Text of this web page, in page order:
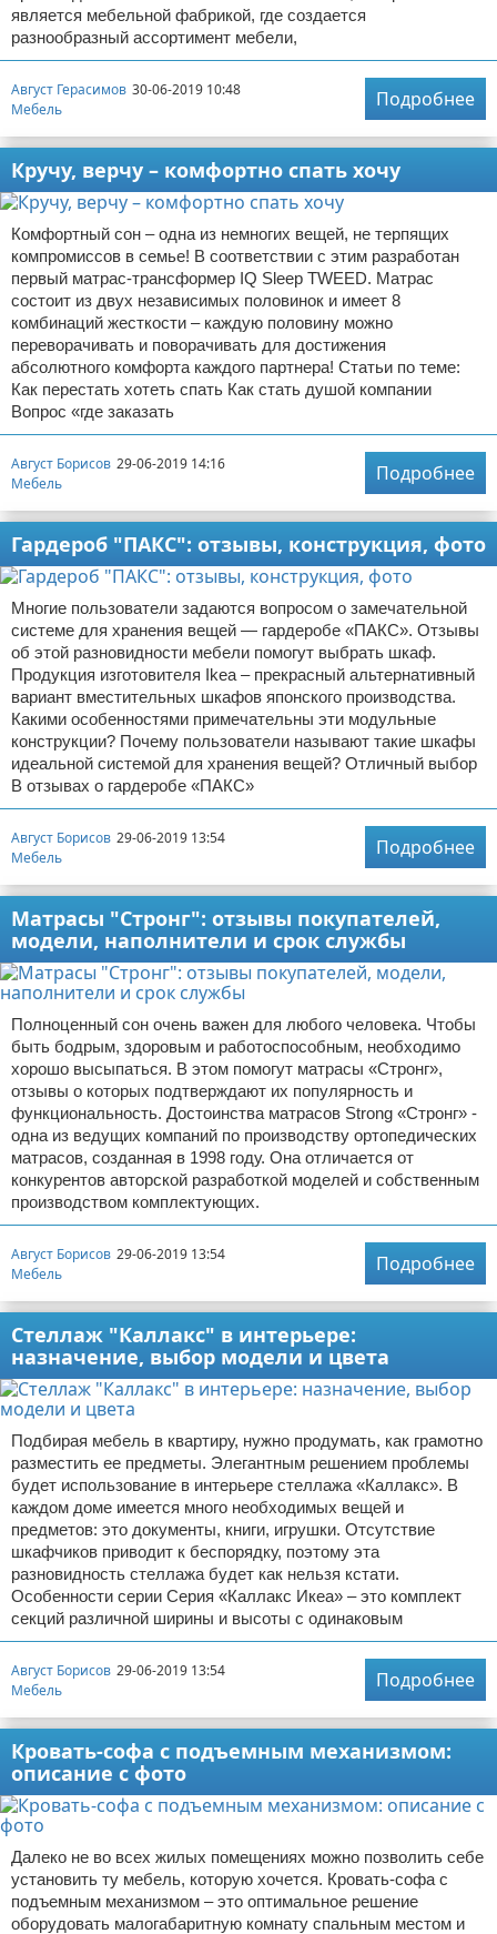
является мебельной фабрикой, где создается
разнообразный ассортимент мебели,
Август Герасимов 30-06-2019 10:48
Мебель
Подробнее
Кручу, верчу – комфортно спать хочу
Комфортный сон – одна из немногих вещей, не терпящих
компромиссов в семье! В соответствии с этим разработан
первый матрас-трансформер IQ Sleep TWEED. Матрас
состоит из двух независимых половинок и имеет 8
комбинаций жесткости – каждую половину можно
переворачивать и поворачивать для достижения
абсолютного комфорта каждого партнера! Статьи по теме:
Как перестать хотеть спать Как стать душой компании
Вопрос «где заказать
Август Борисов 29-06-2019 14:16
Мебель
Подробнее
Гардероб "ПАКС": отзывы, конструкция, фото
Многие пользователи задаются вопросом о замечательной
системе для хранения вещей — гардеробе «ПАКС». Отзывы
об этой разновидности мебели помогут выбрать шкаф.
Продукция изготовителя Ikea – прекрасный альтернативный
вариант вместительных шкафов японского производства.
Какими особенностями примечательны эти модульные
конструкции? Почему пользователи называют такие шкафы
идеальной системой для хранения вещей? Отличный выбор
В отзывах о гардеробе «ПАКС»
Август Борисов 29-06-2019 13:54
Мебель
Подробнее
Матрасы "Стронг": отзывы покупателей,
модели, наполнители и срок службы
Полноценный сон очень важен для любого человека. Чтобы
быть бодрым, здоровым и работоспособным, необходимо
хорошо высыпаться. В этом помогут матрасы «Стронг»,
отзывы о которых подтверждают их популярность и
функциональность. Достоинства матрасов Strong «Стронг» -
одна из ведущих компаний по производству ортопедических
матрасов, созданная в 1998 году. Она отличается от
конкурентов авторской разработкой моделей и собственным
производством комплектующих.
Август Борисов 29-06-2019 13:54
Мебель
Подробнее
Стеллаж "Каллакс" в интерьере:
назначение, выбор модели и цвета
Подбирая мебель в квартиру, нужно продумать, как грамотно
разместить ее предметы. Элегантным решением проблемы
будет использование в интерьере стеллажа «Каллакс». В
каждом доме имеется много необходимых вещей и
предметов: это документы, книги, игрушки. Отсутствие
шкафчиков приводит к беспорядку, поэтому эта
разновидность стеллажа будет как нельзя кстати.
Особенности серии Серия «Каллакс Икеа» – это комплект
секций различной ширины и высоты с одинаковым
Август Борисов 29-06-2019 13:54
Мебель
Подробнее
Кровать-софа с подъемным механизмом:
описание с фото
Далеко не во всех жилых помещениях можно позволить себе
установить ту мебель, которую хочется. Кровать-софа с
подъемным механизмом – это оптимальное решение
оборудовать малогабаритную комнату спальным местом и